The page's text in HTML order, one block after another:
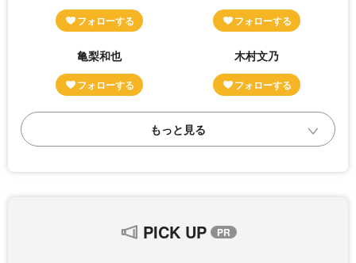
亀梨和也 木村文乃
PICK UP